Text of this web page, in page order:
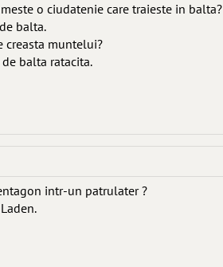
o ciudatenie care traieste in balta?
balta.
creasta muntelui?
balta ratacita.
intr-un patrulater ?